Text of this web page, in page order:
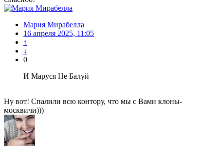
Мария Мирабелла
16 апреля 2025, 11:05
↑
↓
0
И Маруся Не Балуй
Ну вот! Спалили всю контору, что мы с Вами клоны-
москвичи)))